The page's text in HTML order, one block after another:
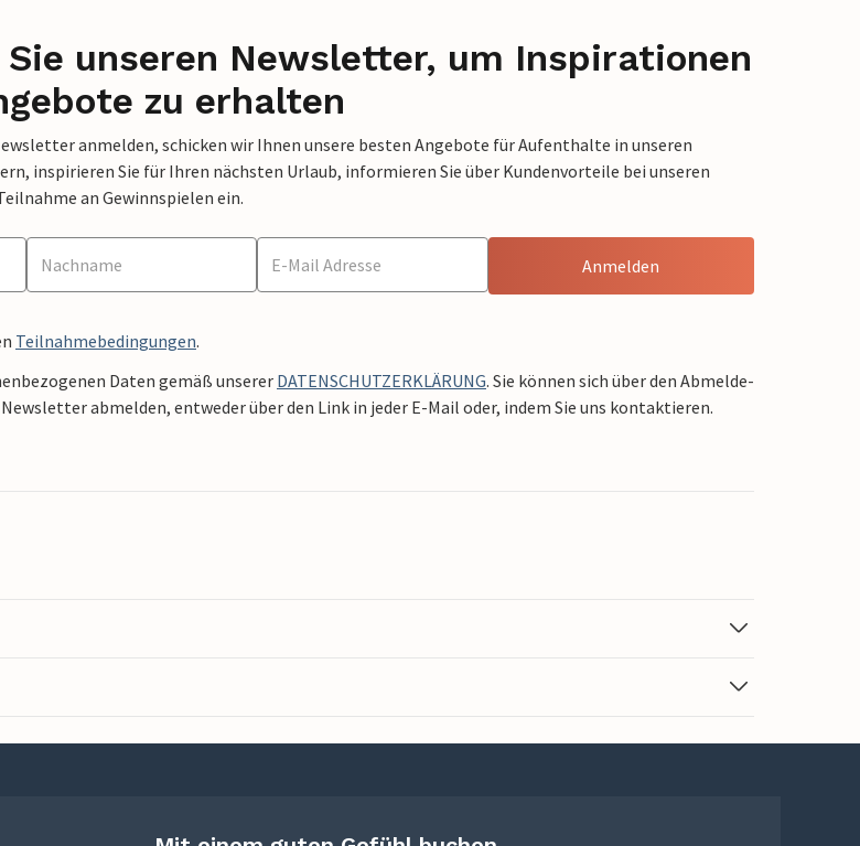
Sie unseren Newsletter, um Inspirationen
zu erhalten
anmelden, schicken wir Ihnen unsere besten Angebote für Aufenthalte in unseren
inspirieren Sie für Ihren nächsten Urlaub, informieren Sie über Kundenvorteile bei unseren
an Gewinnspielen ein.
Anmelden
Teilnahmebedingungen.
Daten gemäß unsererDATENSCHUTZERKLÄRUNG. Sie können sich über den Abmelde-
abmelden, entweder über den Link in jeder E-Mail oder, indem Sie uns kontaktieren.